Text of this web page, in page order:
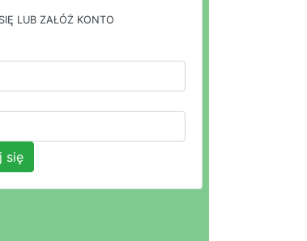
LUB ZAŁÓŻ KONTO
się